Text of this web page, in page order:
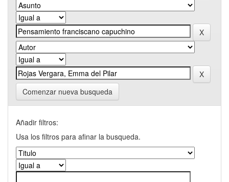
Comenzar nueva busqueda
Añadir filtros:
Usa los filtros para afinar la busqueda.